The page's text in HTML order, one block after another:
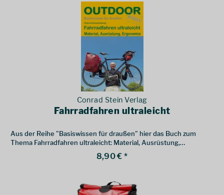
Conrad Stein Verlag
Fahrradfahren ultraleicht
Aus der Reihe "Basiswissen für draußen" hier das Buch zum
Thema Fahrradfahren ultraleicht: Material, Ausrüstung,
8,90 € *